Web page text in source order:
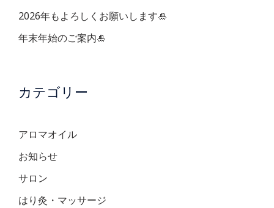
2026年もよろしくお願いします🎍
年末年始のご案内🎍
カテゴリー
アロマオイル
お知らせ
サロン
はり灸・マッサージ